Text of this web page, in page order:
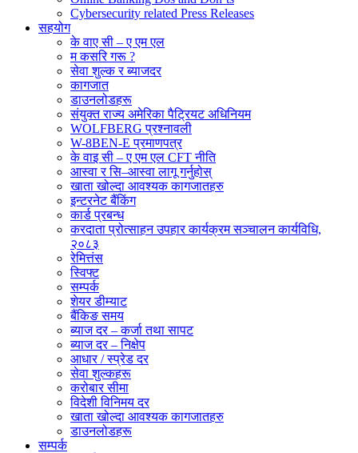
Cybersecurity related Press Releases
सहयोग
के वाए सी – ए एम एल
म कसरि गरू ?
सेवा शुल्क र ब्याजदर
कागजात
डाउनलोडहरू
संयुक्त राज्य अमेरिका पैट्रियट अधिनियम
WOLFBERG प्रश्नावली
W-8BEN-E प्रमाणपत्र
के वाइ सी – ए एम एल CFT नीति
आस्वा र सि–आस्वा लागू गर्नुहोस्
खाता खोल्दा आवश्यक कागजातहरु
इन्टरनेट बैंकिंग
कार्ड प्रबन्ध
करदाता प्रोत्साहन उपहार कार्यक्रम सञ्चालन कार्यविधि,
२०८३
रेमित्तंस
स्विफ्ट
सम्पर्क
शेयर डीम्याट
बैंकिङ समय
ब्याज दर – कर्जा तथा सापट
ब्याज दर – निक्षेप
आधार / स्प्रेड दर
सेवा शुल्कहरू
करोबार सीमा
विदेशी विनिमय दर
खाता खोल्दा आवश्यक कागजातहरु
डाउनलोडहरू
सम्पर्क